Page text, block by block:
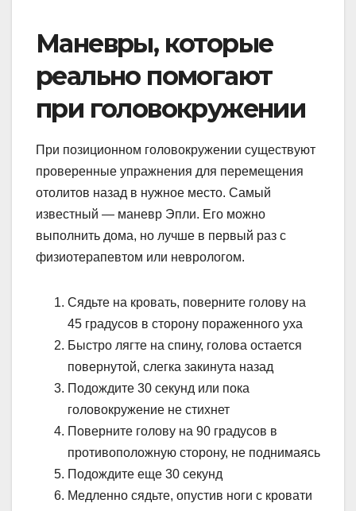
Маневры, которые
реально помогают
при головокружении
При позиционном головокружении существуют
проверенные упражнения для перемещения
отолитов назад в нужное место. Самый
известный — маневр Эпли. Его можно
выполнить дома, но лучше в первый раз с
физиотерапевтом или неврологом.
Сядьте на кровать, поверните голову на
45 градусов в сторону пораженного уха
Быстро лягте на спину, голова остается
повернутой, слегка закинута назад
Подождите 30 секунд или пока
головокружение не стихнет
Поверните голову на 90 градусов в
противоположную сторону, не поднимаясь
Подождите еще 30 секунд
Медленно сядьте, опустив ноги с кровати